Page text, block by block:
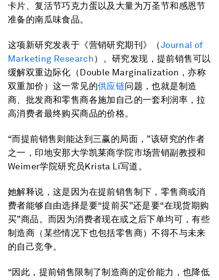
卡片、复活节巧克力蛋以及大量为万圣节和感恩节
准备的南瓜味食品。
这项新研究发表于《营销研究期刊》（Journal of
Marketing Research ）。研究发现，提前销售可以
缓解双重边际化（Double Marginalization，亦称
双重加价）这一常见的供应链问题，也就是制造
商、批发商和零售商各施加自己的一套利润率，拉
高消费者最终购买商品的价格。
“而提前销售则能达到三赢的局面，”该研究的作者
之一，印地安那大学凯莱商学院市场营销副教授和
Weimer学院研究员Krista Li写道。
她解释说，这是因为在提前销售制下，零售商或消
费者能够自由选择是要“提前买”还是要“在现货期购
买”商品。而因为消费者现在或之后下单均可，有些
制造商（某些情况下也包括零售商）不得不与未来
的自己竞争。
“因此，提前销售限制了制造商的定价能力，也降低